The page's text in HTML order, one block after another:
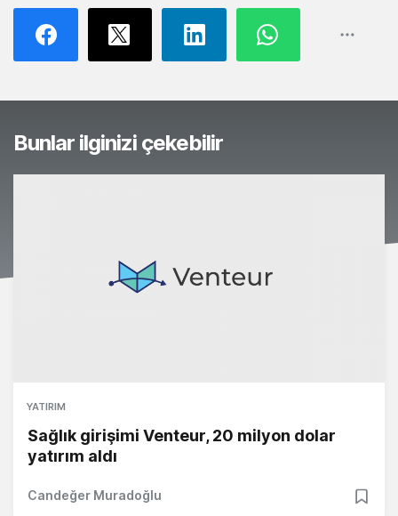
Bunlar ilginizi çekebilir
YATIRIM
Sağlık girişimi Venteur, 20 milyon dolar
yatırım aldı
Candeğer Muradoğlu